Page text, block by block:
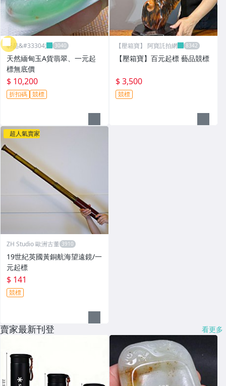
昕品&#33304;
天然緬甸玉A貨翡翠、一元起
標無底價
$ 10,200
折扣碼 競標
【壓箱寶】 阿寶託拍網
【壓箱寶】百元起標 藝品競標
$ 3,500
競標
超人氣賣家
ZH Studio 歐洲古董
19世紀英國黃銅航海望遠鏡/一
元起標
$ 141
競標
賣家最新刊登 看更多